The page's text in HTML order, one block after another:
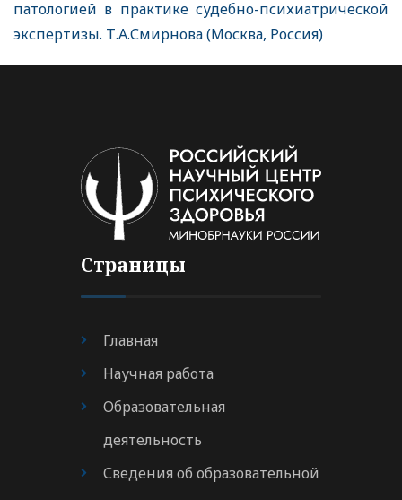
патологией в практике судебно-психиатрической
экспертизы. Т.А.Смирнова (Москва, Россия)
Страницы
Главная
Научная работа
Образовательная
деятельность
Сведения об образовательной